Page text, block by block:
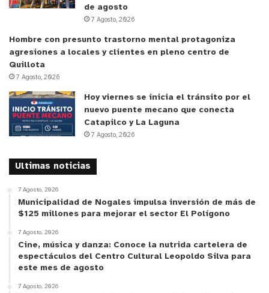
de agosto
7 Agosto, 2026
Hombre con presunto trastorno mental protagoniza
agresiones a locales y clientes en pleno centro de
Quillota
7 Agosto, 2026
Hoy viernes se inicia el tránsito por el
nuevo puente mecano que conecta
Catapilco y La Laguna
7 Agosto, 2026
Ultimas noticias
7 Agosto, 2026
Municipalidad de Nogales impulsa inversión de más de
$125 millones para mejorar el sector El Polígono
7 Agosto, 2026
Cine, música y danza: Conoce la nutrida cartelera de
espectáculos del Centro Cultural Leopoldo Silva para
este mes de agosto
7 Agosto, 2026